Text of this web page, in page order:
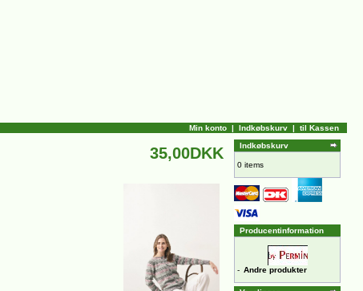
Min konto | Indkøbskurv | til Kassen
35,00DKK Indkøbskurv
0 items
Producentinformation
- Andre produkter